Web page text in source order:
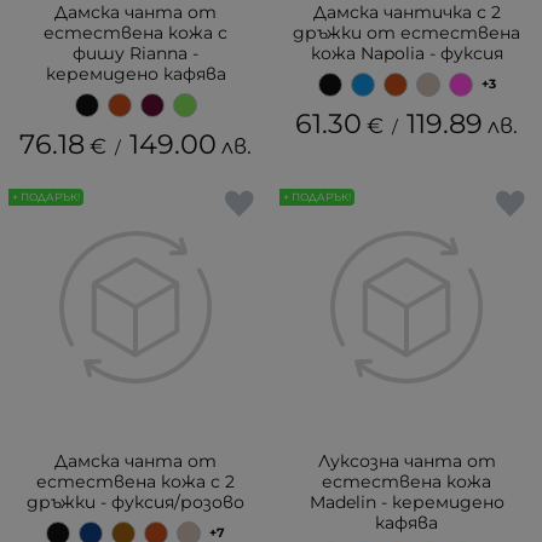
Дамска чанта от
естествена кожа с
фишу Rianna -
керемидено кафява
76.18 € / 149.00 лв.
Дамска чантичка с 2
дръжки от естествена
кожа Napolia - фуксия
+3
61.30 € / 119.89 лв.
Дамска чанта от
естествена кожа с 2
дръжки - фуксия/розово
+7
+ ПОДАРЪК!
Луксозна чанта от
естествена кожа
Madelin - керемидено
кафява
+ ПОДАРЪК!